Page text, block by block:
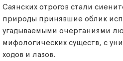
Саянских отрогов стали
природы принявшие облик
угадываемыми очертаниями
мифологических существ, с
ходов и лазов.